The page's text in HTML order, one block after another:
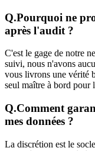
Q.Pourquoi ne
après l'audit ?
C'est le gage de notre
suivi, nous n'avons
vous livrons une vérité
seul maître à bord pour
Q.Comment
mes données ?
La discrétion est le